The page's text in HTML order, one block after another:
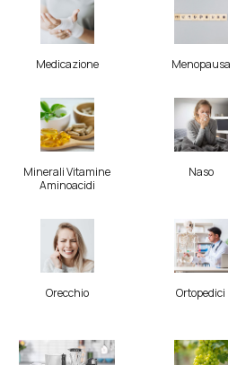
Medicazione Menopausa
Minerali Vitamine
Aminoacidi
Naso
Orecchio Ortopedici